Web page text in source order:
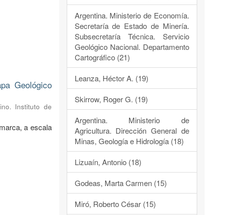
Geológico
Instituto de
a escala
Argentina. Ministerio de Economía.
Secretaría de Estado de Minería.
Subsecretaría Técnica. Servicio
Geológico Nacional. Departamento
Cartográfico (21)
Leanza, Héctor A. (19)
Skirrow, Roger G. (19)
Argentina. Ministerio de
Agricultura. Dirección General de
Minas, Geología e Hidrología (18)
Lizuaín, Antonio (18)
Godeas, Marta Carmen (15)
Miró, Roberto César (15)